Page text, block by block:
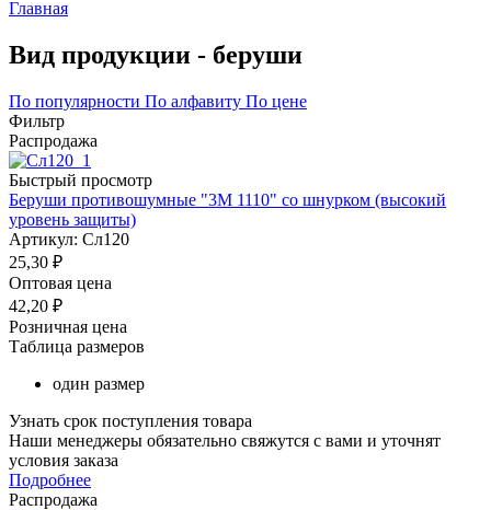
Главная
Вид продукции - беруши
По популярности По алфавиту По цене
Фильтр
Распродажа
Быстрый просмотр
Беруши противошумные "3М 1110" со шнурком (высокий
уровень защиты)
Артикул: Сл120
25,30 ₽
Оптовая цена
42,20 ₽
Розничная цена
Таблица размеров
один размер
Узнать срок поступления товара
Наши менеджеры обязательно свяжутся с вами и уточнят
условия заказа
Подробнее
Распродажа